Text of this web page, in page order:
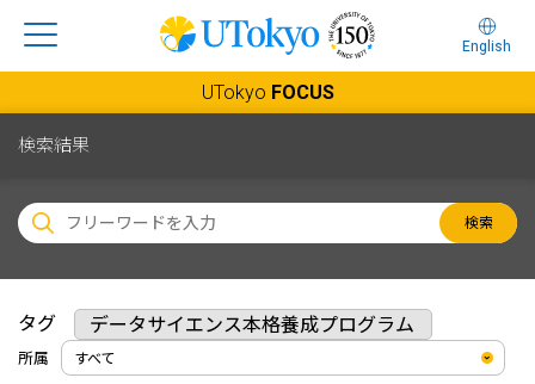
English
UTokyo FOCUS
検索結果
検索
タグ データサイエンス本格養成プログラム
所属